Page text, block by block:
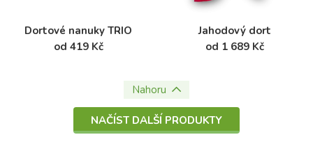
Dortové nanuky TRIO
od 419 Kč
Jahodový dort
od 1 689 Kč
Nahoru
NAČÍST DALŠÍ PRODUKTY